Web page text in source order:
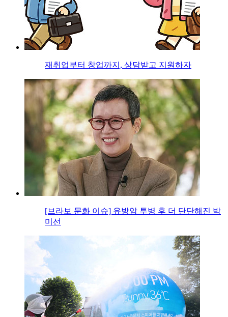
재취업부터 창업까지, 상담받고 지원하자
[브라보 문화 이슈] 유방암 투병 후 더 단단해진 박
미선